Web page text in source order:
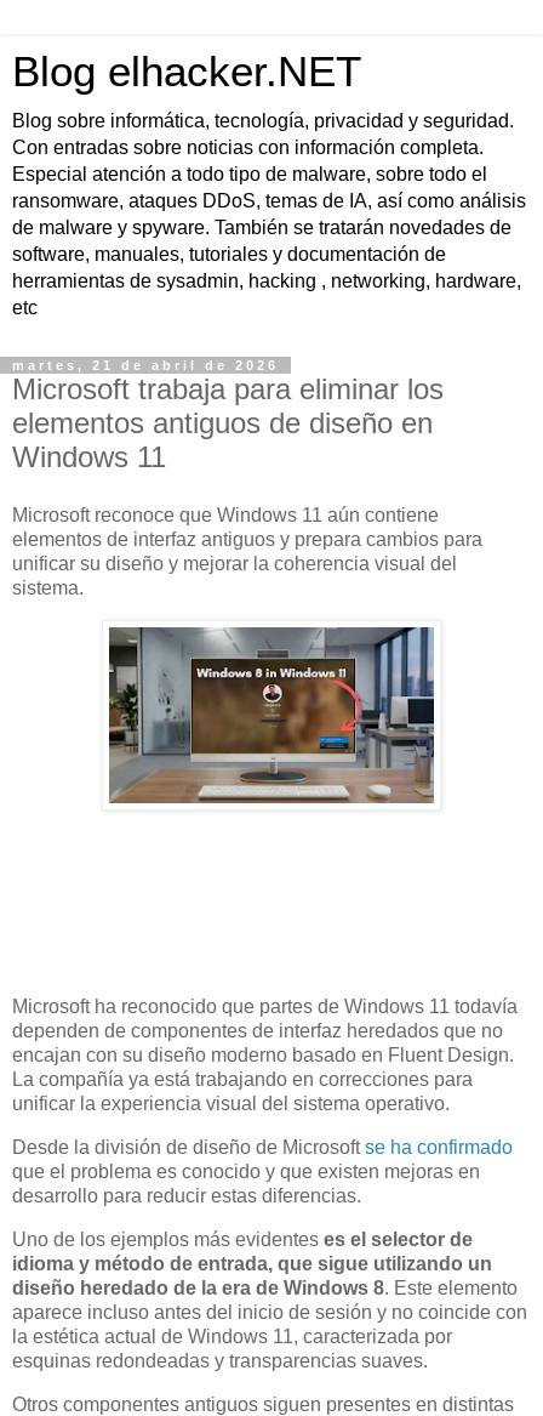
Blog elhacker.NET
Blog sobre informática, tecnología, privacidad y seguridad.
Con entradas sobre noticias con información completa.
Especial atención a todo tipo de malware, sobre todo el
ransomware, ataques DDoS, temas de IA, así como análisis
de malware y spyware. También se tratarán novedades de
software, manuales, tutoriales y documentación de
herramientas de sysadmin, hacking , networking, hardware,
etc
martes, 21 de abril de 2026
Microsoft trabaja para eliminar los
elementos antiguos de diseño en
Windows 11
Microsoft reconoce que Windows 11 aún contiene
elementos de interfaz antiguos y prepara cambios para
unificar su diseño y mejorar la coherencia visual del
sistema.
Microsoft ha reconocido que partes de Windows 11 todavía
dependen de componentes de interfaz heredados que no
encajan con su diseño moderno basado en Fluent Design.
La compañía ya está trabajando en correcciones para
unificar la experiencia visual del sistema operativo.
Desde la división de diseño de Microsoftse ha confirmado
que el problema es conocido y que existen mejoras en
desarrollo para reducir estas diferencias.
Uno de los ejemplos más evidentes es el selector de
idioma y método de entrada, que sigue utilizando un
diseño heredado de la era de Windows 8. Este elemento
aparece incluso antes del inicio de sesión y no coincide con
la estética actual de Windows 11, caracterizada por
esquinas redondeadas y transparencias suaves.
Otros componentes antiguos siguen presentes en distintas